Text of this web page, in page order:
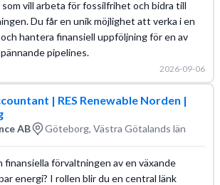
vill arbeta för fossilfrihet och bidra till
Du får en unik möjlighet att verka i en
hantera finansiell uppföljning för en av
pipelines.
2026-09-06
| RES Renewable Norden |
AB Göteborg, Västra Götalands län
finansiella förvaltningen av en växande
energi? I rollen blir du en central länk